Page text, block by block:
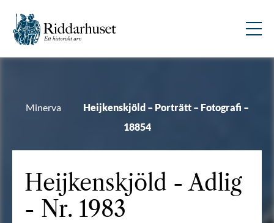
Minerva
Heijkenskjöld – Porträtt – Fotografi –
18854
Heijkenskjöld - Adlig
- Nr. 1983